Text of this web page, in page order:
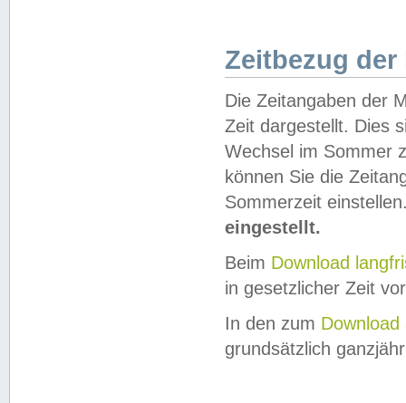
Zeitbezug der
Die Zeitangaben der
Zeit dargestellt. Dies
Wechsel im Sommer
können Sie die
Sommerzeit
eingestellt.
Beim Download
in gesetzlicher Zeit
In den zum Download
grundsätzlich